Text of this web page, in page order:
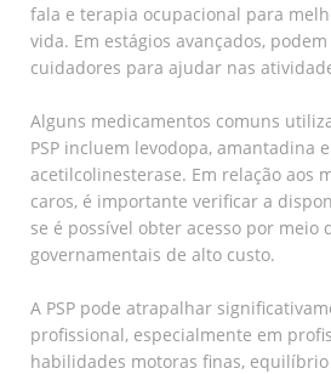
fala e terapia ocupacional para
vida. Em estágios avançados,
cuidadores para ajudar nas
Alguns medicamentos comuns
PSP incluem levodopa, amantadina
acetilcolinesterase. Em relação aos
caros, é importante verificar a
se é possível obter acesso por meio
governamentais de alto custo.
A PSP pode atrapalhar
profissional, especialmente em
habilidades motoras finas, equilíbrio